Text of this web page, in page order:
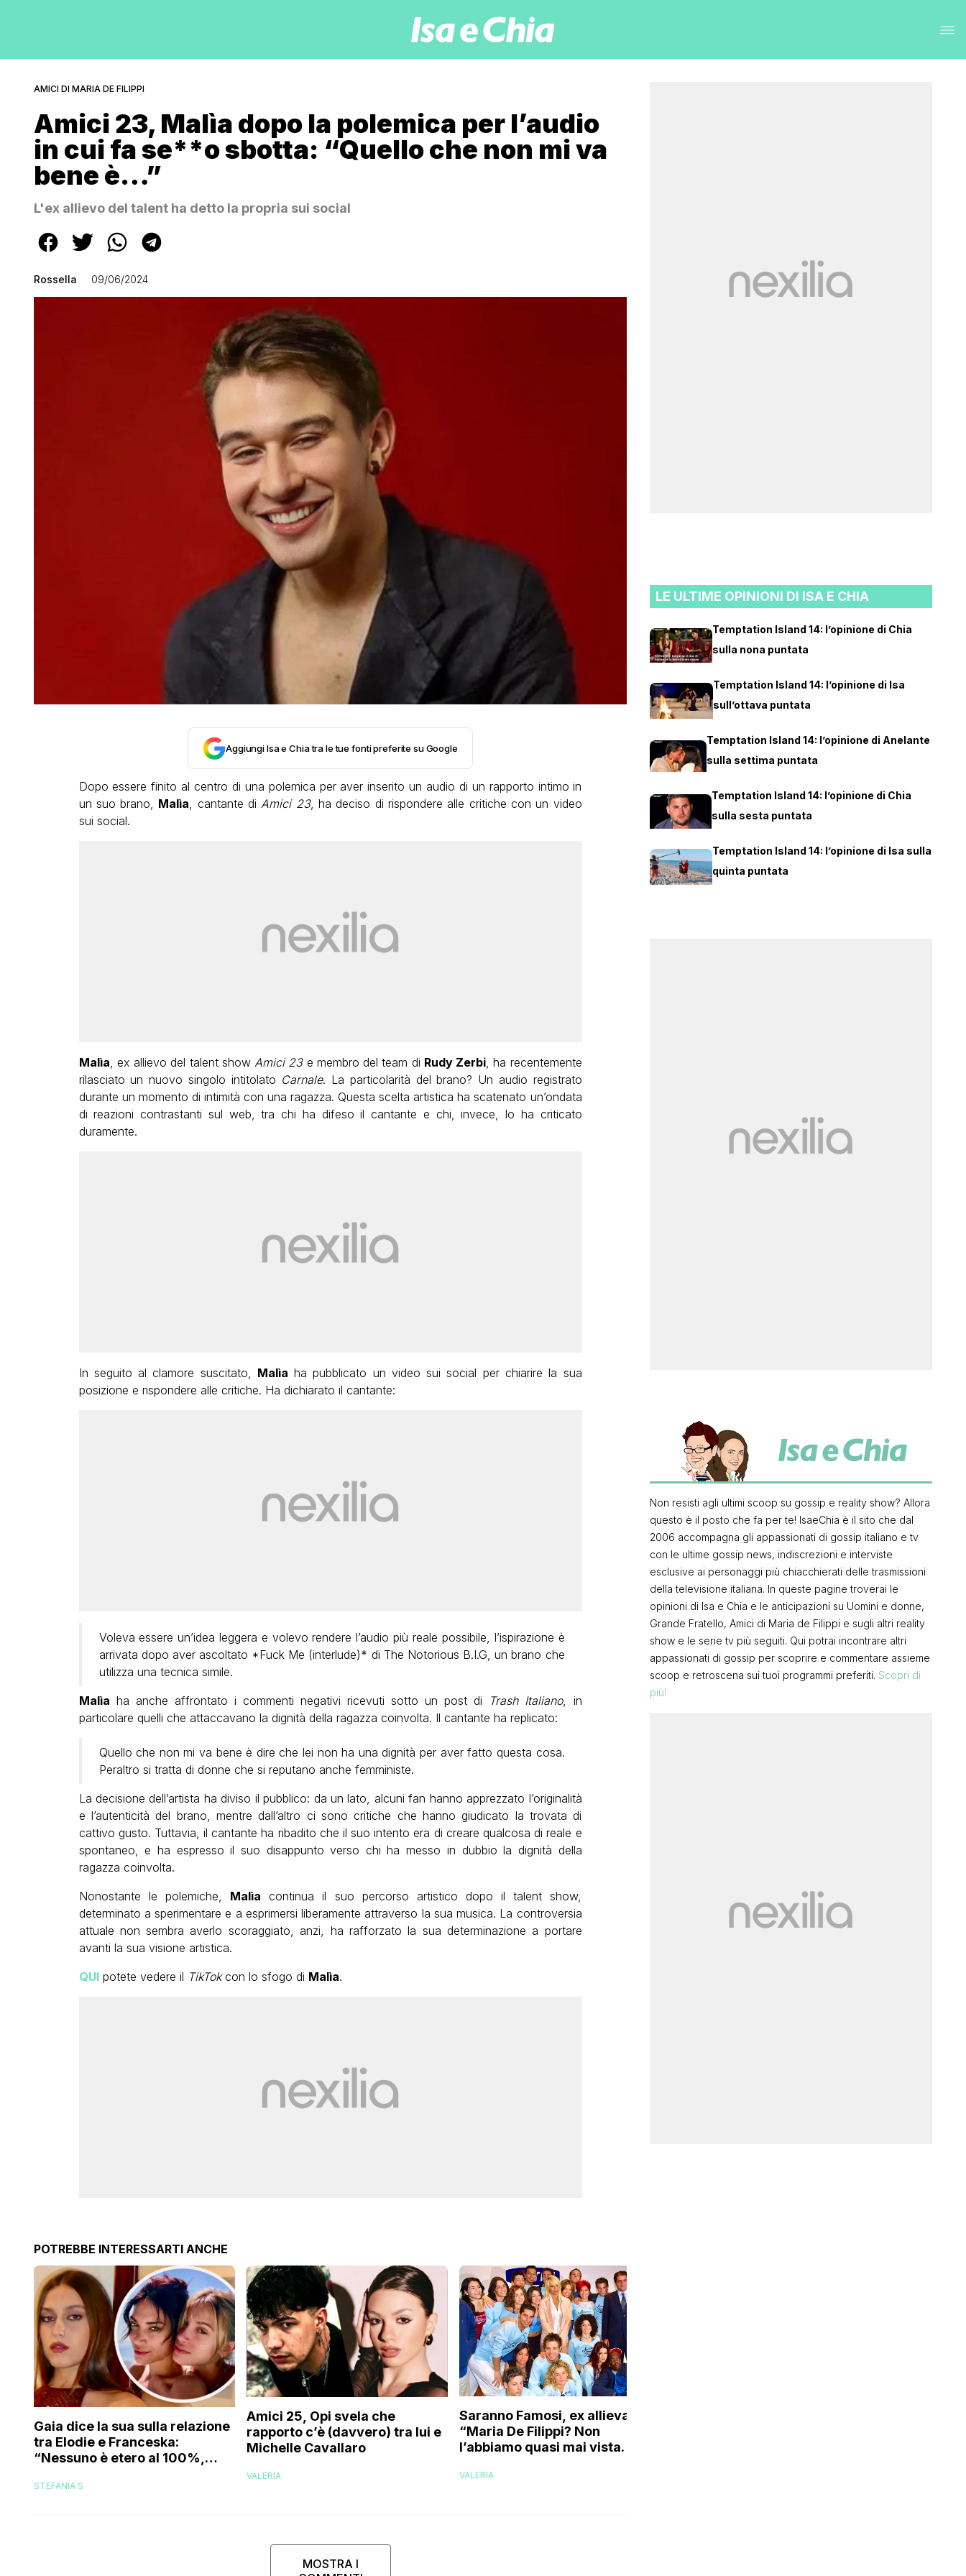
AMICI DI MARIA DE FILIPPI
Amici 23, Malìa dopo la polemica per l’audio
in cui fa se**o sbotta: “Quello che non mi va
bene è…”
L'ex allievo del talent ha detto la propria sui social
Rossella 09/06/2024
Aggiungi Isa e Chia tra le tue fonti preferite su Google
Dopo essere finito al centro di una polemica per aver inserito un audio di un rapporto intimo in
un suo brano, Malìa , cantante di Amici 23, ha deciso di rispondere alle critiche con un video
sui social.
Malìa , ex allievo del talent show Amici 23e membro del team di Rudy Zerbi , ha recentemente
rilasciato un nuovo singolo intitolato Carnale. La particolarità del brano? Un audio registrato
durante un momento di intimità con una ragazza. Questa scelta artistica ha scatenato un’ondata
di reazioni contrastanti sul web, tra chi ha difeso il cantante e chi, invece, lo ha criticato
duramente.
In seguito al clamore suscitato, Malìa ha pubblicato un video sui social per chiarire la sua
posizione e rispondere alle critiche. Ha dichiarato il cantante:
Voleva essere un’idea leggera e volevo rendere l’audio più reale possibile, l’ispirazione è
arrivata dopo aver ascoltato *Fuck Me (interlude)* di The Notorious B.I.G, un brano che
utilizza una tecnica simile.
Malìa ha anche affrontato i commenti negativi ricevuti sotto un post di Trash Italiano, in
particolare quelli che attaccavano la dignità della ragazza coinvolta. Il cantante ha replicato:
Quello che non mi va bene è dire che lei non ha una dignità per aver fatto questa cosa.
Peraltro si tratta di donne che si reputano anche femministe.
La decisione dell’artista ha diviso il pubblico: da un lato, alcuni fan hanno apprezzato l’originalità
e l’autenticità del brano, mentre dall’altro ci sono critiche che hanno giudicato la trovata di
cattivo gusto. Tuttavia, il cantante ha ribadito che il suo intento era di creare qualcosa di reale e
spontaneo, e ha espresso il suo disappunto verso chi ha messo in dubbio la dignità della
ragazza coinvolta.
Nonostante le polemiche, Malìa continua il suo percorso artistico dopo il talent show,
determinato a sperimentare e a esprimersi liberamente attraverso la sua musica. La controversia
attuale non sembra averlo scoraggiato, anzi, ha rafforzato la sua determinazione a portare
avanti la sua visione artistica.
QUIpotete vedere il TikTokcon lo sfogo di Malìa.
POTREBBE INTERESSARTI ANCHE
Gaia dice la sua sulla relazione
tra Elodie e Franceska:
“Nessuno è etero al 100%,
STEFANIA S
Amici 25, Opi svela che
rapporto c’è (davvero) tra lui e
Michelle Cavallaro
VALERIA
Saranno Famosi, ex allieva:
“Maria De Filippi? Non
l’abbiamo quasi mai vista. Noi
voglio credere che…”
VALERIA
MOSTRA I
LE ULTIME OPINIONI DI ISA E CHIA
Temptation Island 14: l’opinione di Chia
sulla nona puntata
Temptation Island 14: l’opinione di Isa
sull’ottava puntata
Temptation Island 14: l’opinione di Anelante
sulla settima puntata
Temptation Island 14: l’opinione di Chia
sulla sesta puntata
Temptation Island 14: l’opinione di Isa sulla
quinta puntata
Non resisti agli ultimi scoop su gossip e reality show? Allora
questo è il posto che fa per te! IsaeChia è il sito che dal
2006 accompagna gli appassionati di gossip italiano e tv
con le ultime gossip news, indiscrezioni e interviste
esclusive ai personaggi più chiacchierati delle trasmissioni
della televisione italiana. In queste pagine troverai le
opinioni di Isa e Chia e le anticipazioni su Uomini e donne,
Grande Fratello, Amici di Maria de Filippi e sugli altri reality
show e le serie tv più seguiti. Qui potrai incontrare altri
appassionati di gossip per scoprire e commentare assieme
scoop e retroscena sui tuoi programmi preferiti. Scopri di
più!